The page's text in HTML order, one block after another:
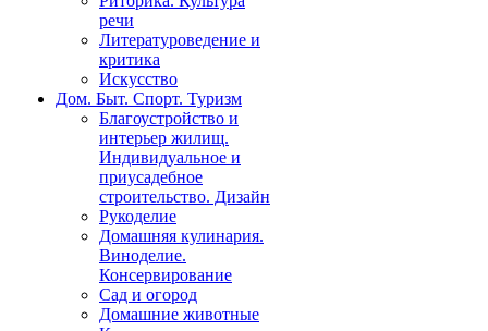
речи
Литературоведение и
критика
Искусство
Дом. Быт. Спорт. Туризм
Благоустройство и
интерьер жилищ.
Индивидуальное и
приусадебное
строительство. Дизайн
Рукоделие
Домашняя кулинария.
Виноделие.
Консервирование
Сад и огород
Домашние животные